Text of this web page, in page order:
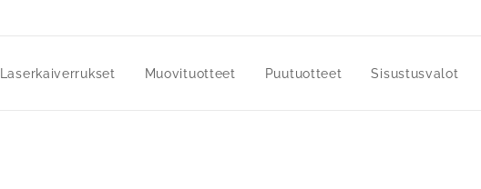
Laserkaiverrukset Muovituotteet Puutuotteet Sisustusvalot